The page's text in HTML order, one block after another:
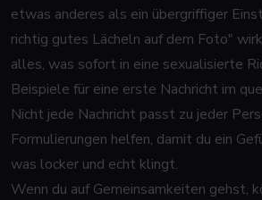
etwas anderes als ein übergriffiger
richtig gutes Lächeln auf dem Foto"
alles, was sofort in eine sexualisierte
Beispiele für eine erste Nachricht im
Nicht jede Nachricht passt zu jeder
Formulierungen helfen, damit du ein
was locker und echt klingt.
Wenn du auf Gemeinsamkeiten gehst,